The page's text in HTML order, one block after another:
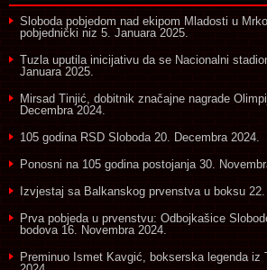
Sloboda pobjedom nad ekipom Mladosti u
pobjednički niz 5. Januara 2025.
Tuzla uputila inicijativu da se Nacionalni
Januara 2025.
Mirsad Tinjić, dobitnik značajne nagrade
Decembra 2024.
105 godina RSD Sloboda 20. Decembra 2024.
Ponosni na 105 godina postojanja 30.
Izvjestaj sa Balkanskog prvenstva u boksu
Prva pobjeda u prvenstvu: Odbojkašice
bodova 16. Novembra 2024.
Preminuo Ismet Kavgić, bokserska legenda iz